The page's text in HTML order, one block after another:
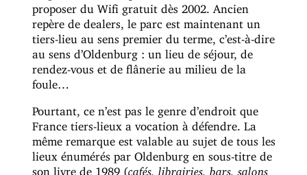
proposer du Wifi gratuit dès 2002. Ancien
repère de dealers, le parc est maintenant un
tiers-lieu au sens premier du terme, c’est-à-dire
au sens d’Oldenburg : un lieu de séjour, de
rendez-vous et de flânerie au milieu de la
foule…
Pourtant, ce n’est pas le genre d’endroit que
France tiers-lieux a vocation à défendre. La
même remarque est valable au sujet de tous les
lieux énumérés par Oldenburg en sous-titre de
son livre de 1989 (cafés, librairies, bars, salons